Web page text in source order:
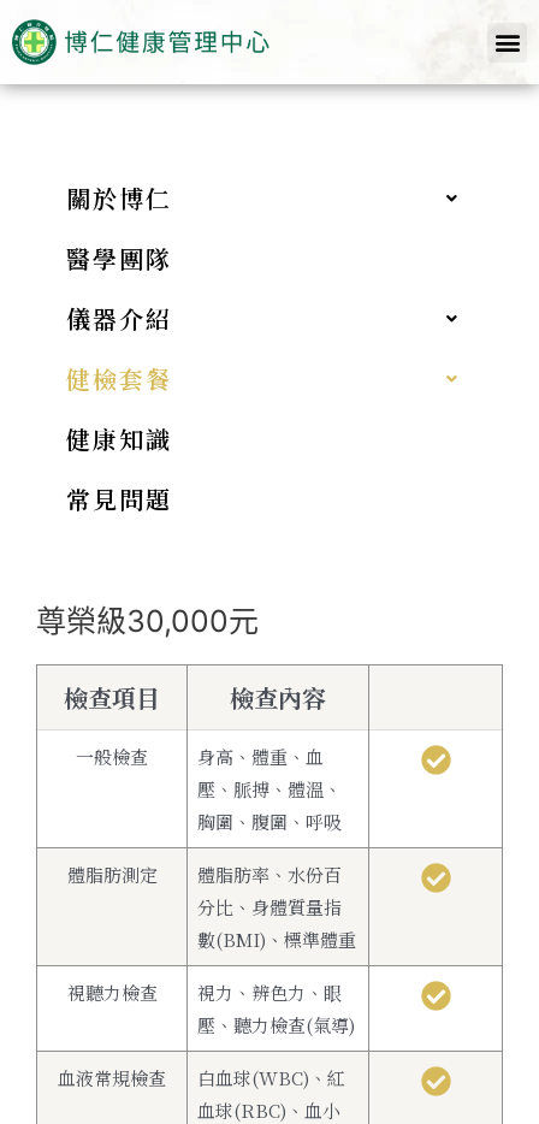
關於博仁
醫學團隊
儀器介紹
健檢套餐
健康知識
常見問題
尊榮級30,000元
檢查項目 檢查內容
一般檢查
身高、體重、血
壓、脈搏、體溫、
胸圍、腹圍、呼吸
體脂肪測定
體脂肪率、水份百
分比、身體質量指
數(BMI)、標準體重
視聽力檢查
視力、辨色力、眼
壓、聽力檢查(氣導)
血液常規檢查
白血球(WBC)、紅
血球(RBC)、血小